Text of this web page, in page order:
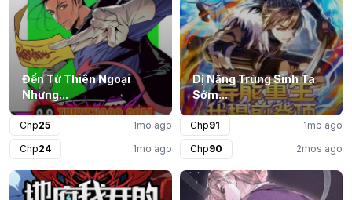
Đến Từ Thiên Ngoại
Nhưng...
Chp25
1mo ago
Chp24 1mo ago
Dị Năng Trùng Sinh Ta
Sớm...
Chp91
1mo ago
Chp90 2mos ago